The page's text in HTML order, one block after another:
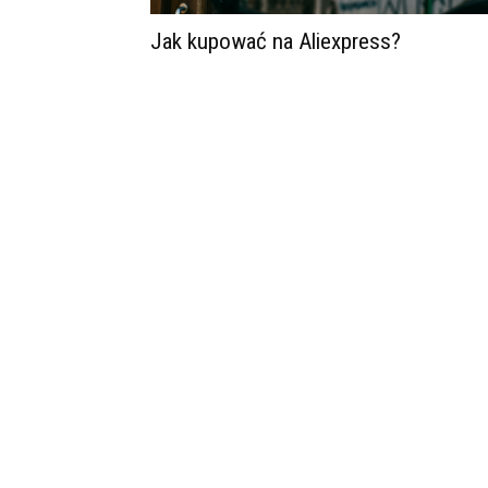
Jak kupować na Aliexpress?